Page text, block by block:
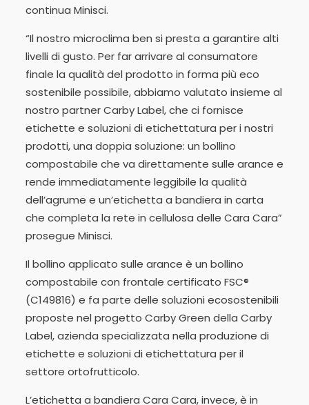
continua Minisci.
“Il nostro microclima ben si presta a garantire alti
livelli di gusto. Per far arrivare al consumatore
finale la qualità del prodotto in forma più eco
sostenibile possibile, abbiamo valutato insieme al
nostro partner Carby Label, che ci fornisce
etichette e soluzioni di etichettatura per i nostri
prodotti, una doppia soluzione: un bollino
compostabile che va direttamente sulle arance e
rende immediatamente leggibile la qualità
dell’agrume e un’etichetta a bandiera in carta
che completa la rete in cellulosa delle Cara Cara”
prosegue Minisci.
Il bollino applicato sulle arance è un bollino
compostabile con frontale certificato FSC®
(C149816) e fa parte delle soluzioni ecosostenibili
proposte nel progetto Carby Green della Carby
Label, azienda specializzata nella produzione di
etichette e soluzioni di etichettatura per il
settore ortofrutticolo.
L’etichetta a bandiera Cara Cara, invece, è in